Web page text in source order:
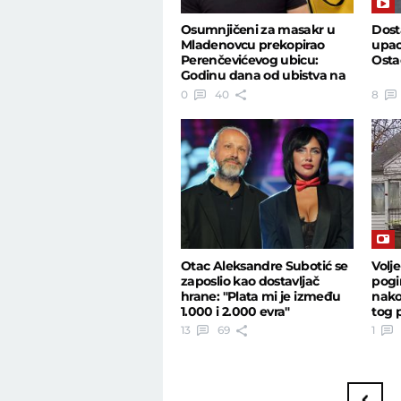
Osumnjičeni za masakr u
Mladenovcu prekopirao
Perenčevićevog ubicu:
Godinu dana od ubistva na
Banjici
0 40 8
Otac Aleksandre Subotić se
zaposlio kao dostavljač
hrane: "Plata mi je između
1.000 i 2.000 evra"
13 69
tog
1